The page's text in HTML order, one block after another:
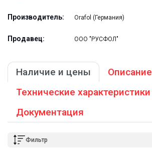
Производитель: Orafol (Германия)
Продавец: ООО "РУСФОЛ"
Наличие и цены
Описание
Технические характеристики
Документация
Фильтр